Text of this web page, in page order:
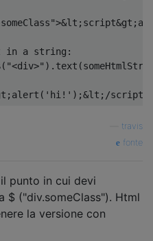
in a string:
( "<div>" ). text (
travis
fonte
punto in cui devi
$ ("div.someClass"). Html
la versione con